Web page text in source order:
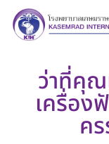
ว่าที่คุ
เครื่อง
ค